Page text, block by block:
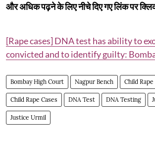
और अधिक पढ़ने के लिए नीचे दिए गए लिंक पर
[Rape cases] DNA test has ability to
convicted and to identify guilty:
Bombay High Court Nagpur Bench Child Rape
Child Rape Cases DNA Test DNA Testing
Justice Urmil